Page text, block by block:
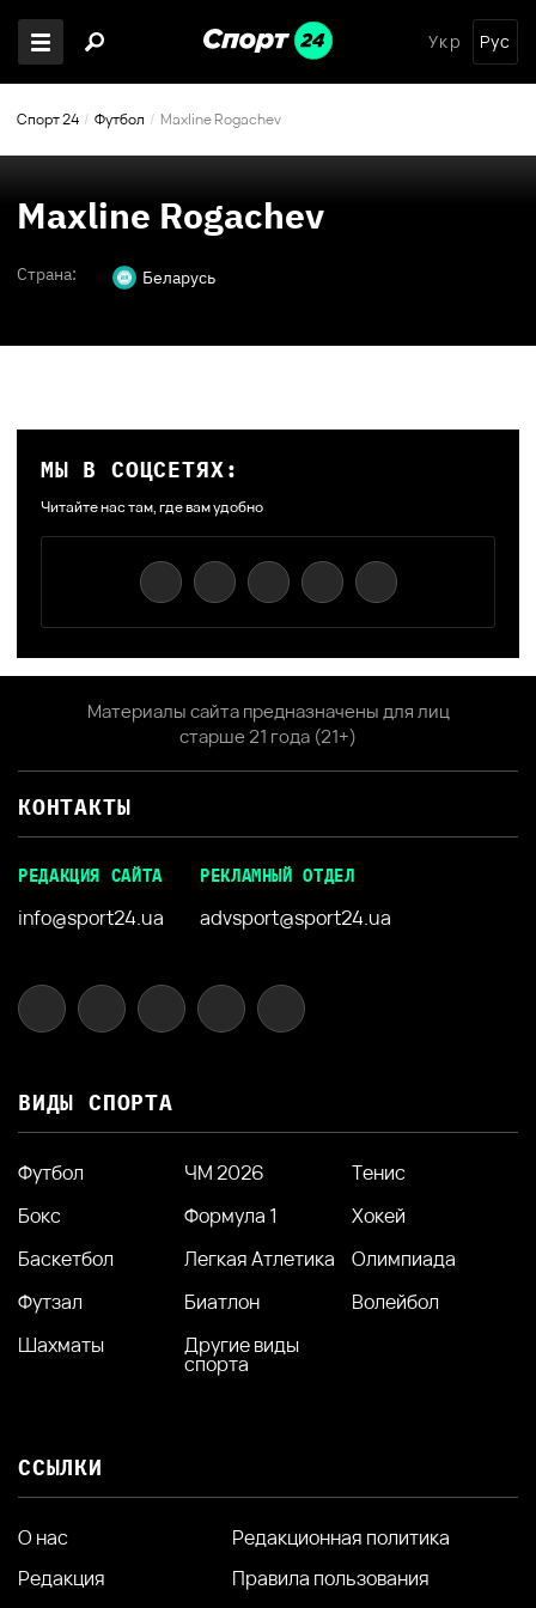
Укр Рус
Спорт 24 Футбол Maxline Rogachev
Maxline Rogachev
Страна: Беларусь
МЫ В СОЦСЕТЯХ:
Читайте нас там, где вам удобно
Материалы сайта предназначены для лиц
старше 21 года (21+)
КОНТАКТЫ
РЕДАКЦИЯ САЙТА
info@sport24.ua
РЕКЛАМНЫЙ ОТДЕЛ
advsport@sport24.ua
ВИДЫ СПОРТА
Футбол ЧМ 2026
Тенис
Бокс
Формула 1
Хокей
Баскетбол
Легкая Атлетика
Олимпиада
Футзал
Биатлон
Волейбол
Шахматы
Другие виды
спорта
ССЫЛКИ
О нас
Редакция
Редакционная политика
Правила пользования